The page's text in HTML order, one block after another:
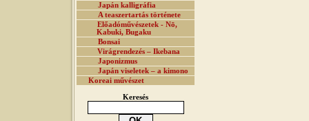
Japán kalligráfia
A teaszertartás története
Előadóművészetek - Nō,
Kabuki, Bugaku
Bonsai
Virágrendezés – Ikebana
Japonizmus
Japán viseletek – a kimono
Koreai művészet
Keresés